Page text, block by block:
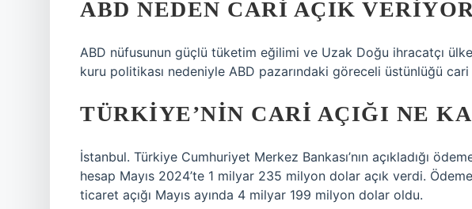
ABD NEDEN CARI AÇIK
ABD nüfusunun güçlü tüketim eğilimi ve Uzak Doğu ihracatçı
kuru politikası nedeniyle ABD pazarındaki göreceli üstünlüğü cari
TÜRKIYE’NIN CARI AÇIĞI NE
İstanbul. Türkiye Cumhuriyet Merkez Bankası’nın açıkladığı
hesap Mayıs 2024’te 1 milyar 235 milyon dolar açık verdi.
ticaret açığı Mayıs ayında 4 milyar 199 milyon dolar oldu.